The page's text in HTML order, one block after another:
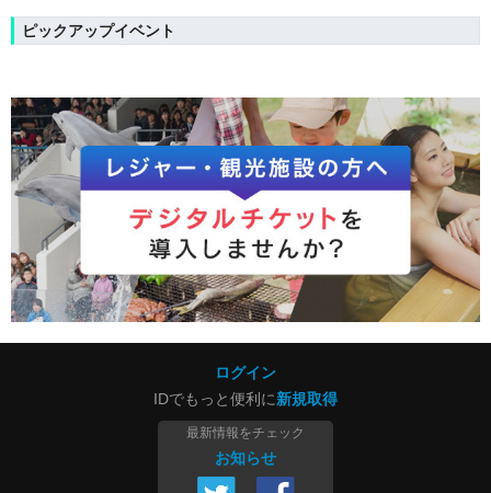
ピックアップイベント
ログイン
IDでもっと便利に新規取得
最新情報をチェック
お知らせ